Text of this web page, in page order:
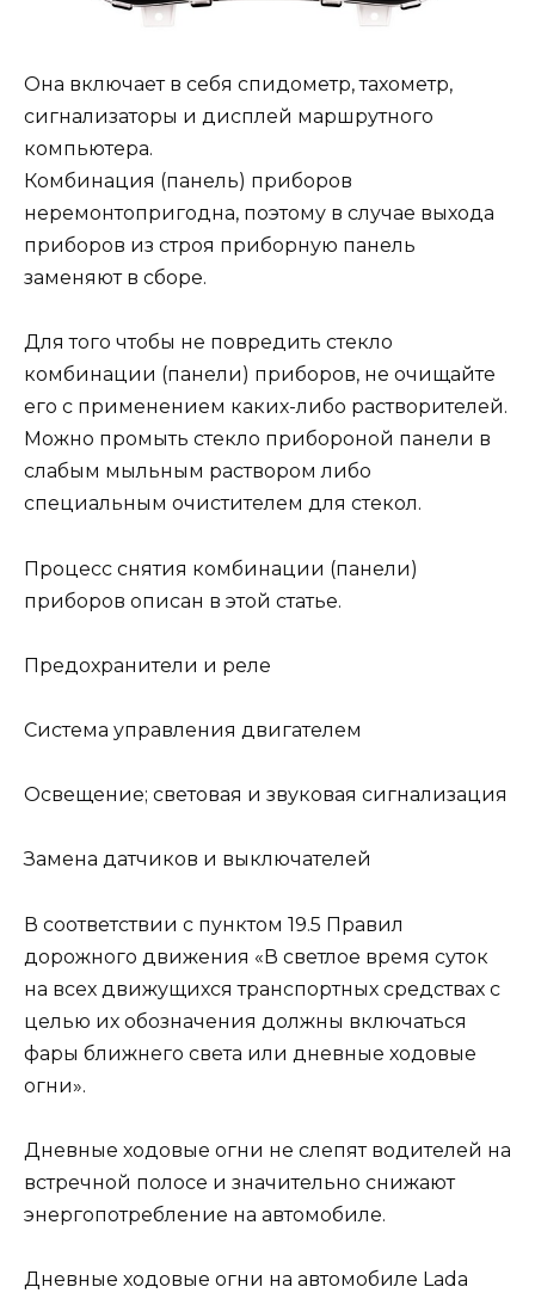
Она включает в себя спидометр, тахометр,
сигнализаторы и дисплей маршрутного
компьютера.
Комбинация (панель) приборов
неремонтопригодна, поэтому в случае выхода
приборов из строя приборную панель
заменяют в сборе.
Для того чтобы не повредить стекло
комбинации (панели) приборов, не очищайте
его с применением каких-либо растворителей.
Можно промыть стекло прибороной панели в
слабым мыльным раствором либо
специальным очистителем для стекол.
Процесс снятия комбинации (панели)
приборов описан в этой статье.
Предохранители и реле
Система управления двигателем
Освещение; световая и звуковая сигнализация
Замена датчиков и выключателей
В соответствии с пунктом 19.5 Правил
дорожного движения «В светлое время суток
на всех движущихся транспортных средствах с
целью их обозначения должны включаться
фары ближнего света или дневные ходовые
огни».
Дневные ходовые огни не слепят водителей на
встречной полосе и значительно снижают
энергопотребление на автомобиле.
Дневные ходовые огни на автомобиле Lada